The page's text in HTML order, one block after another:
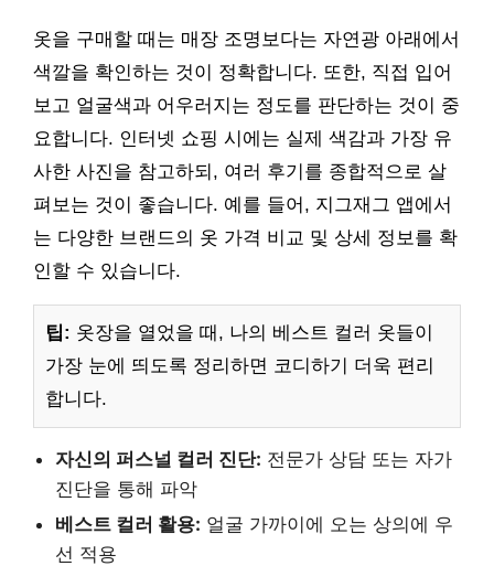
옷을 구매할 때는 매장 조명보다는 자연광 아래에서
색깔을 확인하는 것이 정확합니다. 또한, 직접 입어
보고 얼굴색과 어우러지는 정도를 판단하는 것이 중
요합니다. 인터넷 쇼핑 시에는 실제 색감과 가장 유
사한 사진을 참고하되, 여러 후기를 종합적으로 살
펴보는 것이 좋습니다. 예를 들어, 지그재그 앱에서
는 다양한 브랜드의 옷 가격 비교 및 상세 정보를 확
인할 수 있습니다.
팁: 옷장을 열었을 때, 나의 베스트 컬러 옷들이
가장 눈에 띄도록 정리하면 코디하기 더욱 편리
합니다.
자신의 퍼스널 컬러 진단: 전문가 상담 또는 자가
진단을 통해 파악
베스트 컬러 활용: 얼굴 가까이에 오는 상의에 우
선 적용